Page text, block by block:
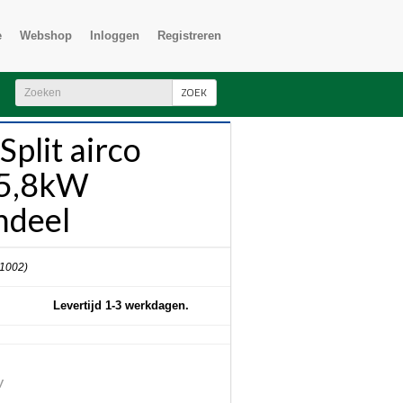
Webshop Inloggen Registreren
ZOEK
airco
Levertijd 1-3 werkdagen.